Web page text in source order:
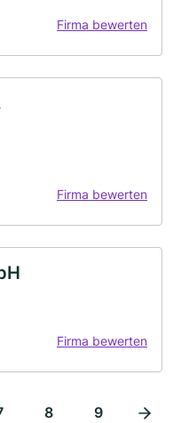
Firma bewerten
Firma bewerten
Firma bewerten
8 9